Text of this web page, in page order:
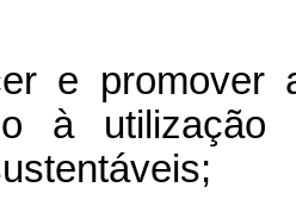
e promover
à utilização